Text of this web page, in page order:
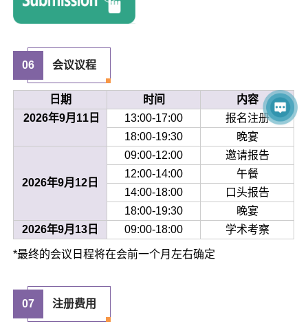
06 会议议程
日期 时间
内容
2026年9月11日
13:00-17:00
报名注册
18:00-19:30
晚宴
2026年9月12日
09:00-12:00
邀请报告
12:00-14:00
午餐
14:00-18:00
口头报告
18:00-19:30
晚宴
2026年9月13日
09:00-18:00 学术考察
*最终的会议日程将在会前一个月左右确定
07 注册费用